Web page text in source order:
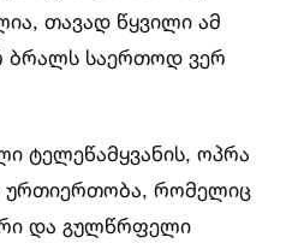
თავად წყვილი ამ
ბრალს საერთოდ ვერ
ტელეწამყვანის, ოპრა
ურთიერთობა, რომელიც
და გულწრფელი